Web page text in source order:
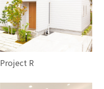
Project R